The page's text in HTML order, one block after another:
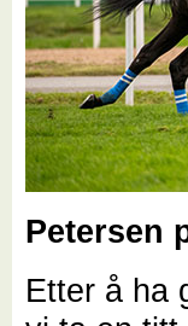
Petersen
Etter å ha